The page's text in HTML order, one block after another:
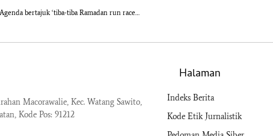
bertajuk ‘tiba-tiba Ramadan run race…
Macorawalie, Kec. Watang Sawito,
Kode Pos: 91212
Halaman
Indeks Berita
Kode Etik Jurnalistik